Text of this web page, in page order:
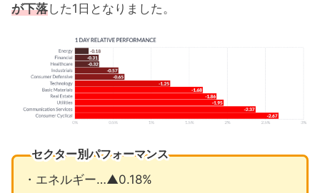
が下落した1日となりました。
セクター別パフォーマンス
・エネルギー…▲0.18%